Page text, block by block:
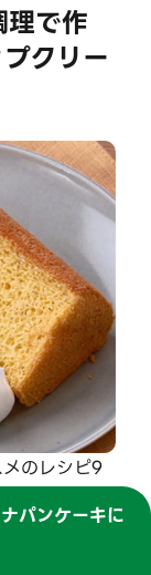
で作
クリー
のレシピ9
る、あっと
プクリー
パンケーキに